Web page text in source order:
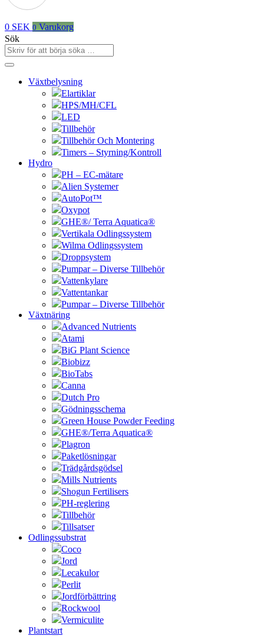
0 SEK 0 Varukorg
Sök
Växtbelysning
Elartiklar
HPS/MH/CFL
LED
Tillbehör
Tillbehör Och Montering
Timers – Styrning/Kontroll
Hydro
PH – EC-mätare
Alien Systemer
AutoPot™
Oxypot
GHE®/ Terra Aquatica®
Vertikala Odlingssystem
Wilma Odlingssystem
Droppsystem
Pumpar – Diverse Tillbehör
Vattenkylare
Vattentankar
Pumpar – Diverse Tillbehör
Växtnäring
Advanced Nutrients
Atami
BiG Plant Science
Biobizz
BioTabs
Canna
Dutch Pro
Gödningsschema
Green House Powder Feeding
GHE®/Terra Aquatica®
Plagron
Paketlösningar
Trädgårdsgödsel
Mills Nutrients
Shogun Fertilisers
PH-reglering
Tillbehör
Tillsatser
Odlingssubstrat
Coco
Jord
Lecakulor
Perlit
Jordförbättring
Rockwool
Vermiculite
Plantstart